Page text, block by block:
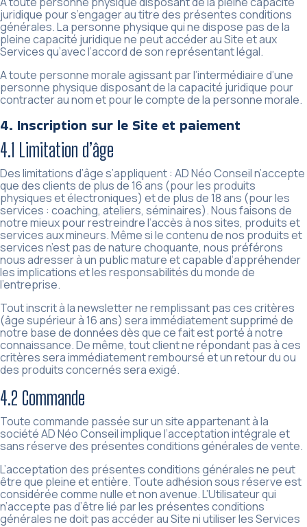
juridique pour s’engager au titre des présentes conditions
générales. La personne physique qui ne dispose pas de la
pleine capacité juridique ne peut accéder au Site et aux
Services qu’avec l’accord de son représentant légal.
A toute personne morale agissant par l’intermédiaire d’une
personne physique disposant de la capacité juridique pour
contracter au nom et pour le compte de la personne morale.
4. Inscription sur le Site et paiement
4.1 Limitation d’âge
Des limitations d’âge s’appliquent : AD Néo Conseil n’accepte
que des clients de plus de 16 ans (pour les produits
physiques et électroniques) et de plus de 18 ans (pour les
services : coaching, ateliers, séminaires). Nous faisons de
notre mieux pour restreindre l’accès à nos sites, produits et
services aux mineurs. Même si le contenu de nos produits et
services n’est pas de nature choquante, nous préférons
nous adresser à un public mature et capable d’appréhender
les implications et les responsabilités du monde de
l’entreprise.
Tout inscrit à la newsletter ne remplissant pas ces critères
(âge supérieur à 16 ans) sera immédiatement supprimé de
notre base de données dès que ce fait est porté à notre
connaissance. De même, tout client ne répondant pas à ces
critères sera immédiatement remboursé et un retour du ou
des produits concernés sera exigé.
4.2 Commande
Toute commande passée sur un site appartenant à la
société AD Néo Conseil implique l’acceptation intégrale et
sans réserve des présentes conditions générales de vente.
L’acceptation des présentes conditions générales ne peut
être que pleine et entière. Toute adhésion sous réserve est
considérée comme nulle et non avenue. L’Utilisateur qui
n’accepte pas d’être lié par les présentes conditions
générales ne doit pas accéder au Site ni utiliser les Services